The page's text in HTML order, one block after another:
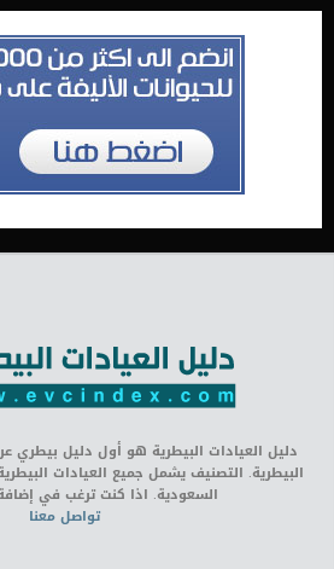
دليل العيادات البيطرية هو أول دليل بيطري
البيطرية. التصنيف يشمل جميع العيادات
السعودية. اذا كنت ترغب في
تواصل معنا